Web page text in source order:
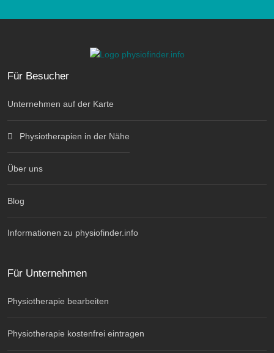
Für Besucher
Unternehmen auf der Karte
Physiotherapien in der Nähe
Über uns
Blog
Informationen zu physiofinder.info
Für Unternehmen
Physiotherapie bearbeiten
Physiotherapie kostenfrei eintragen